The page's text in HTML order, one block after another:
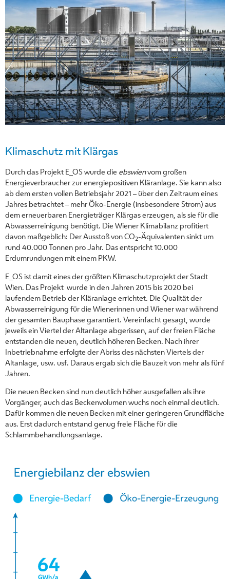
Klimaschutz mit Klärgas
Durch das Projekt E_OS wurde die ebswienvom großen
Energieverbraucher zur energiepositiven Kläranlage. Sie kann also
ab dem ersten vollen Betriebsjahr 2021 – über den Zeitraum eines
Jahres betrachtet – mehr Öko-Energie (insbesondere Strom) aus
dem erneuerbaren Energieträger Klärgas erzeugen, als sie für die
Abwasserreinigung benötigt. Die Wiener Klimabilanz profitiert
davon maßgeblich: Der Ausstoß von CO2-Äquivalenten sinkt um
rund 40.000 Tonnen pro Jahr. Das entspricht 10.000
Erdumrundungen mit einem PKW.
E_OS ist damit eines der größten Klimaschutzprojekt der Stadt
Wien. Das Projekt wurde in den Jahren 2015 bis 2020 bei
laufendem Betrieb der Kläranlage errichtet. Die Qualität der
Abwasserreinigung für die Wienerinnen und Wiener war während
der gesamten Bauphase garantiert. Vereinfacht gesagt, wurde
jeweils ein Viertel der Altanlage abgerissen, auf der freien Fläche
entstanden die neuen, deutlich höheren Becken. Nach ihrer
Inbetriebnahme erfolgte der Abriss des nächsten Viertels der
Altanlage, usw. usf. Daraus ergab sich die Bauzeit von mehr als fünf
Jahren.
Die neuen Becken sind nun deutlich höher ausgefallen als ihre
Vorgänger, auch das Beckenvolumen wuchs noch einmal deutlich.
Dafür kommen die neuen Becken mit einer geringeren Grundfläche
aus. Erst dadurch entstand genug freie Fläche für die
Schlammbehandlungsanlage.